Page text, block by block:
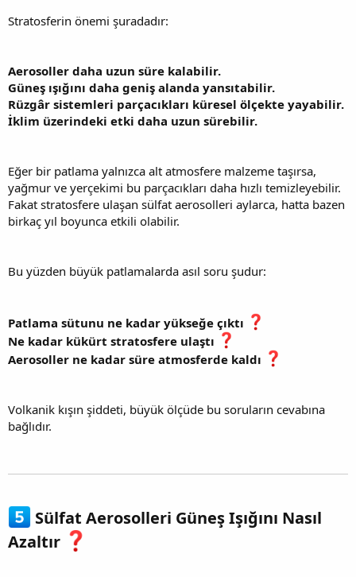
Stratosferin önemi şuradadır:
Aerosoller daha uzun süre kalabilir.
Güneş ışığını daha geniş alanda yansıtabilir.
Rüzgâr sistemleri parçacıkları küresel ölçekte yayabilir.
İklim üzerindeki etki daha uzun sürebilir.
Eğer bir patlama yalnızca alt atmosfere malzeme taşırsa,
yağmur ve yerçekimi bu parçacıkları daha hızlı temizleyebilir.
Fakat stratosfere ulaşan sülfat aerosolleri aylarca, hatta bazen
birkaç yıl boyunca etkili olabilir.
Bu yüzden büyük patlamalarda asıl soru şudur:
Patlama sütunu ne kadar yükseğe çıktı
Ne kadar kükürt stratosfere ulaştı
Aerosoller ne kadar süre atmosferde kaldı
Volkanik kışın şiddeti, büyük ölçüde bu soruların cevabına
bağlıdır.
Sülfat Aerosolleri Güneş Işığını Nasıl
Azaltır